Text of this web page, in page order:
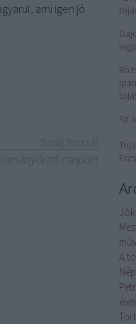
ami igen jó
Szólj hozzá!
csoport
Az
A